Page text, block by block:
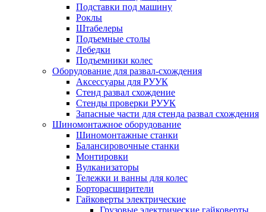
Подставки под машину
Роклы
Штабелеры
Подъемные столы
Лебедки
Подъемники колес
Оборудование для развал-схождения
Аксессуары для РУУК
Стенд развал схождение
Стенды проверки РУУК
Запасные части для стенда развал схождения
Шиномонтажное оборудование
Шиномонтажные станки
Балансировочные станки
Монтировки
Вулканизаторы
Тележки и ванны для колес
Борторасширители
Гайковерты электрические
Грузовые электрические гайковерты